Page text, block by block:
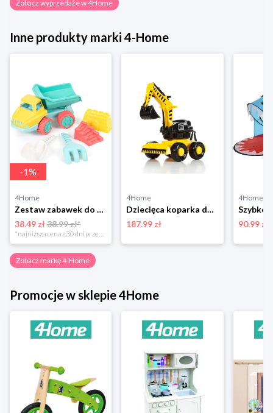
Zobacz wyprzedaże w 4Home
Inne produkty marki 4-Home
-1%
4Home
Zestaw zabawek do piasku Truck, 28,5 x 17 x 16,5 cm 4-Home
38.49 zł38.99 zł*
4Home
Dziecięca koparka do piaskownicy, 72 cm cm 4-Home
187.99 zł
4Home
90.99 zł
Zobacz markę 4-Home
Promocje w sklepie 4Home